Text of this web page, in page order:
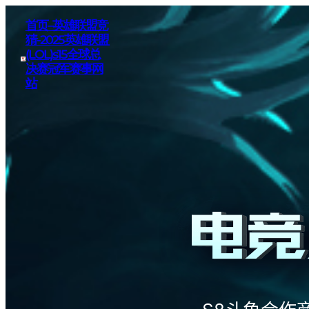
首页–英雄联盟竞
猜-2025英雄联盟
(LOL)s15全球总
决赛冠军赛事网
站